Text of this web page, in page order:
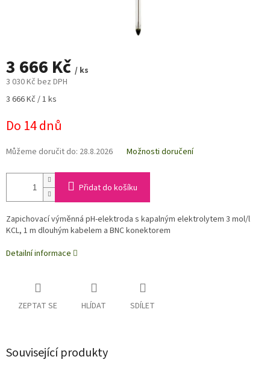
3 666 Kč / ks
3 030 Kč bez DPH
Měrná
3 666 Kč / 1 ks
Do 14 dnů
Můžeme doručit do: 28.8.2026 Možnosti doručení
Přidat do košíku
Zapichovací výměnná pH-elektroda s kapalným elektrolytem 3 mol/l
KCL, 1 m dlouhým kabelem a BNC konektorem
Detailní informace
ZEPTAT SE HLÍDAT SDÍLET
Související produkty